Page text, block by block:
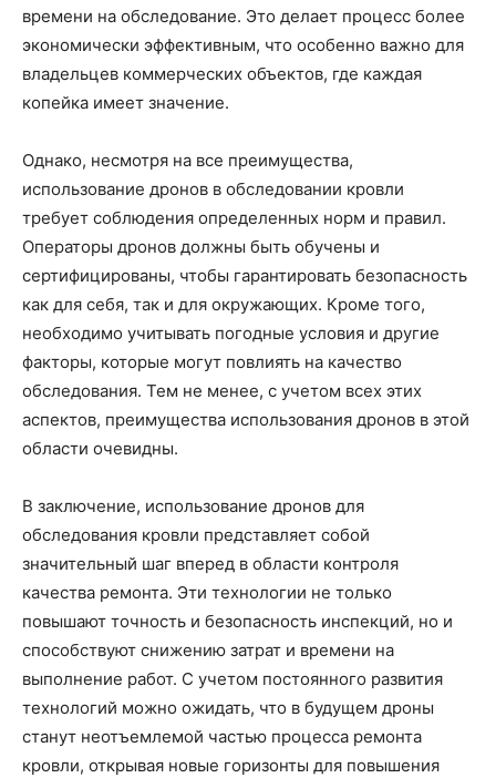
времени на обследование. Это делает процесс более
экономически эффективным, что особенно важно для
владельцев коммерческих объектов, где каждая
копейка имеет значение.
Однако, несмотря на все преимущества,
использование дронов в обследовании кровли
требует соблюдения определенных норм и правил.
Операторы дронов должны быть обучены и
сертифицированы, чтобы гарантировать безопасность
как для себя, так и для окружающих. Кроме того,
необходимо учитывать погодные условия и другие
факторы, которые могут повлиять на качество
обследования. Тем не менее, с учетом всех этих
аспектов, преимущества использования дронов в этой
области очевидны.
В заключение, использование дронов для
обследования кровли представляет собой
значительный шаг вперед в области контроля
качества ремонта. Эти технологии не только
повышают точность и безопасность инспекций, но и
способствуют снижению затрат и времени на
выполнение работ. С учетом постоянного развития
технологий можно ожидать, что в будущем дроны
станут неотъемлемой частью процесса ремонта
кровли, открывая новые горизонты для повышения